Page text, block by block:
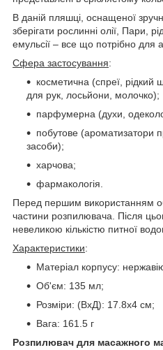
В даній пляшці, оснащеної
зберігати рослинні олії, Пари,
емульсії – все що потрібно для
Сфера застосування:
косметична (спреї,
для рук, лосьйони, молочко);
парфумерна (духи,
побутове (ароматизатори
засоби);
харчова;
фармакологія.
Перед першим використанням
частини розпилювача. Після
невеликою кількістю питної
Характеристики:
Матеріал корпусу:
Об'єм: 135 мл;
Розміри: (ВхД): 17.8x4 см;
Вага: 161.5 г
Розпилювач для масажного